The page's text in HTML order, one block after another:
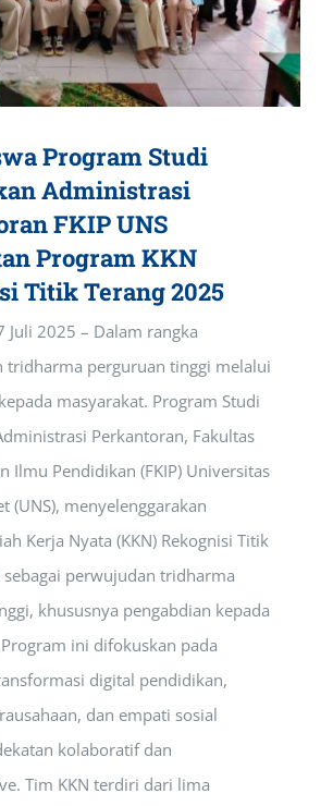
Program Studi
Administrasi
FKIP UNS
Program KKN
Titik Terang 2025
Juli 2025 – Dalam rangka
tridharma perguruan tinggi melalui
masyarakat. Program Studi
Perkantoran, Fakultas
Ilmu Pendidikan (FKIP) Universitas
(UNS), menyelenggarakan
Kerja Nyata (KKN) Rekognisi Titik
sebagai perwujudan tridharma
khususnya pengabdian kepada
ini difokuskan pada
digital pendidikan,
dan empati sosial
kolaboratif dan
Tim KKN terdiri dari lima